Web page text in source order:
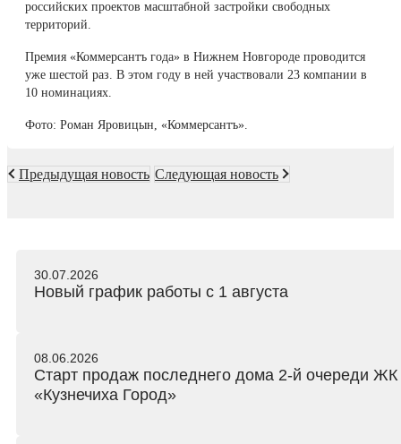
российских проектов масштабной застройки свободных
территорий.
Премия «Коммерсантъ года» в Нижнем Новгороде проводится
уже шестой раз. В этом году в ней участвовали 23 компании в
10 номинациях.
Фото: Роман Яровицын, «Коммерсантъ».
Предыдущая новость Следующая новость
30.07.2026
Новый график работы с 1 августа
08.06.2026
Старт продаж последнего дома 2-й очереди ЖК
«Кузнечиха Город»